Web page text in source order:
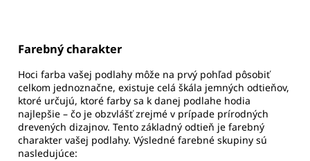
Farebný charakter
Hoci farba vašej podlahy môže na prvý pohľad pôsobiť
celkom jednoznačne, existuje celá škála jemných odtieňov,
ktoré určujú, ktoré farby sa k danej podlahe hodia
najlepšie – čo je obzvlášť zrejmé v prípade prírodných
drevených dizajnov. Tento základný odtieň je farebný
charakter vašej podlahy. Výsledné farebné skupiny sú
nasledujúce: